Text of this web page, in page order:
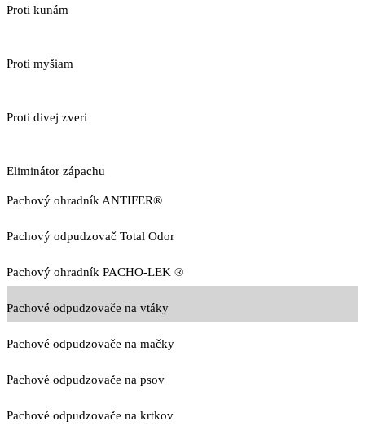
Proti kunám
Proti myšiam
Proti divej zveri
Eliminátor zápachu
Pachový ohradník ANTIFER®
Pachový odpudzovač Total Odor
Pachový ohradník PACHO-LEK ®
Pachové odpudzovače na vtáky
Pachové odpudzovače na mačky
Pachové odpudzovače na psov
Pachové odpudzovače na krtkov